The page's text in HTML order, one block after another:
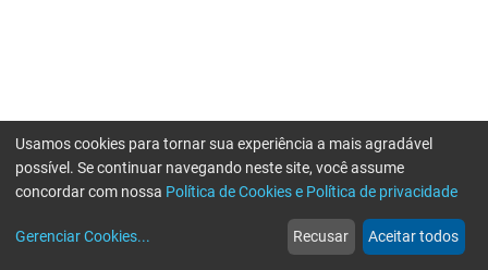
web
Notícias
more_horiz
Mais
Usamos cookies para tornar sua experiência a mais agradável
possível. Se continuar navegando neste site, você assume
concordar com nossa Política de Cookies e Política de privacidade
Gerenciar Cookies... Recusar Aceitar todos
Erro ao enviar informações, por favor tente novamente